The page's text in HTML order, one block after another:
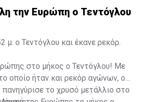
την Ευρώπη o Τεντόγλου
μ. ο Τεντόγλου και έκανε ρεκόρ.
στο μήκος ο Τεντόγλου! Με
οποίο ήταν και ρεκόρ αγώνων, ο
το χρυσό μετάλλιο στο